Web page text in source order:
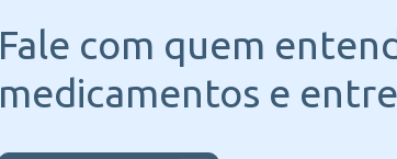
Fale com quem
medicamentos e